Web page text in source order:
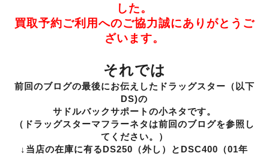
した。
買取予約ご利用へのご協力誠にありがとうご
ざいます。
それでは
前回のブログの最後にお伝えしたドラッグスター（以下
DS)の
サドルバックサポートの小ネタです。
（ドラッグスターマフラーネタは前回のブログを参照し
てください。）
↓当店の在庫に有るDS250（外し）とDSC400（01年